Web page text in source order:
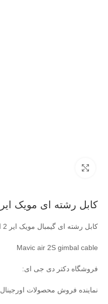
کابل رشته ای مویک ایر 2 اس
کابل رشته ای گیمبال مویک ایر 2 اس
Mavic air 2S gimbal cable
فروشگاه دکتر دی جی ای:
نماینده فروش محصولات اورجینال DJI